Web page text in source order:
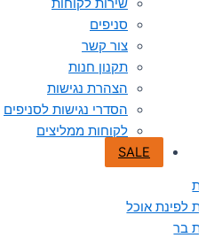
שירות לקוחות
סניפים
צור קשר
תקנון חנות
הצהרת נגישות
הסדרי נגישות לסניפים
לקוחות ממליצים
SALE
לפינת אוכל
בר